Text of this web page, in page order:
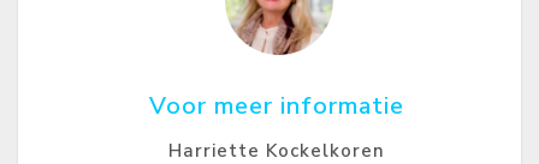
Voor meer informatie
Harriette Kockelkoren